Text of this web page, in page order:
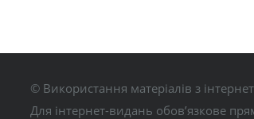
© Використання матеріалів з
Для інтернет-видань обов’язкове